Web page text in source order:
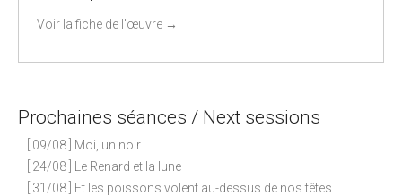
Voir la fiche de l'œuvre →
Prochaines séances / Next sessions
[ 09/08 ] Moi, un noir
[ 24/08 ] Le Renard et la lune
[ 31/08 ] Et les poissons volent au-dessus de nos têtes